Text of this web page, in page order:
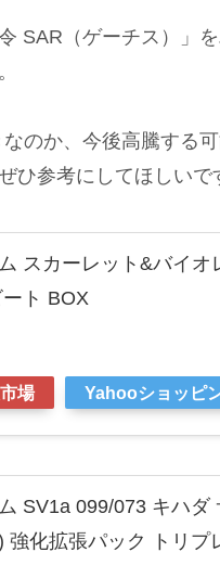
SAR（ゲーチス）」
のか、今後高騰する
ひ参考にしてほしいで
スカーレット&バイオ
ト BOX
場 Yahooショッピ
SV1a 099/073 キハダ
強化拡張パック トリプ